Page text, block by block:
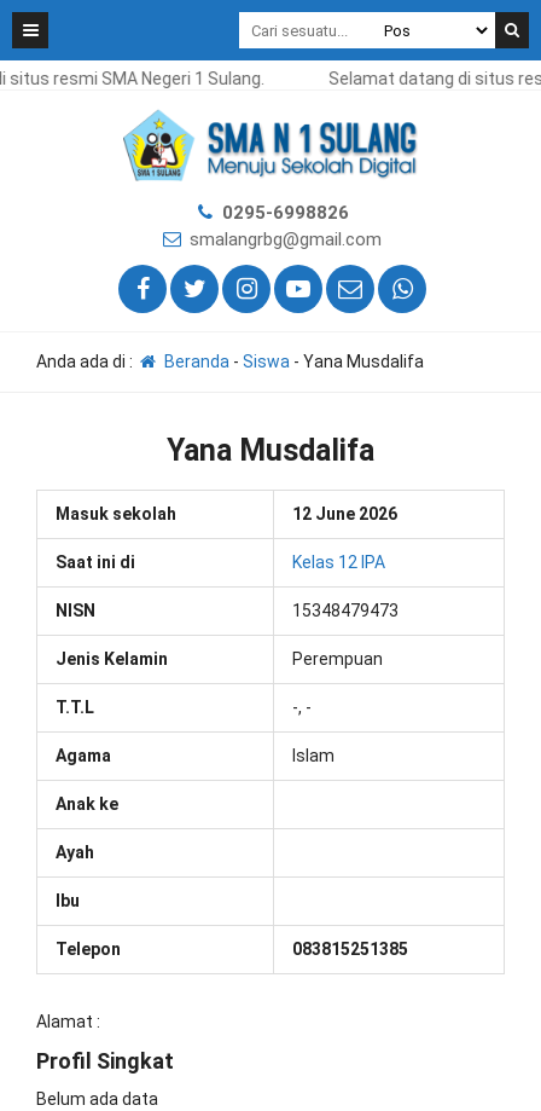
resmi SMA Negeri 1 Sulang. Selamat datang di situs
0295-6998826
smalangrbg@gmail.com
Anda ada di : Beranda - Siswa - Yana Musdalifa
Yana Musdalifa
Masuk sekolah 12 June 2026
Saat ini di Kelas 12 IPA
NISN 15348479473
Jenis Kelamin Perempuan
T.T.L -, -
Agama Islam
Anak ke
Ayah
Ibu
Telepon 083815251385
Alamat :
Profil Singkat
Belum ada data